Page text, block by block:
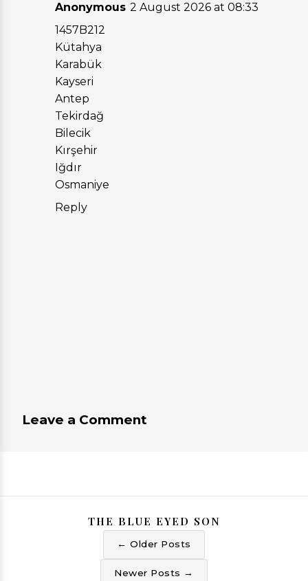
Anonymous 2 August 2026 at 08:33
1457B212
Kütahya
Karabük
Kayseri
Antep
Tekirdağ
Bilecik
Kırşehir
Iğdır
Osmaniye
Reply
Leave a Comment
← Older Posts
THE BLUE EYED SON
Newer Posts →